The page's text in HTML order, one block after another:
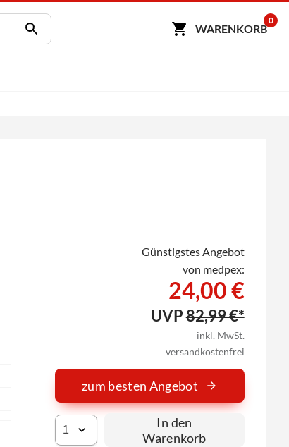
WARENKORB
0
Günstigstes Angebot
von medpex:
24,00 €
UVP82,99 €*
inkl. MwSt.
versandkostenfrei
zum besten Angebot
In den
Warenkorb